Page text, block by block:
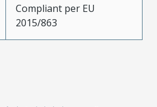
Compliant per EU
2015/863